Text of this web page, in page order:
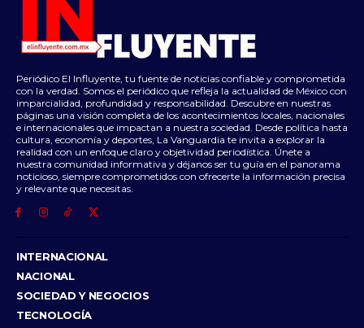
Periódico El Influyente, tu fuente de noticias confiable y comprometida
con la verdad. Somos el periódico que refleja la actualidad de México con
imparcialidad, profundidad y responsabilidad. Descubre en nuestras
páginas una visión completa de los acontecimientos locales, nacionales
e internacionales que impactan a nuestra sociedad. Desde política hasta
cultura, economía y deportes, La Vanguardia te invita a explorar la
realidad con un enfoque claro y objetividad periodística. Únete a
nuestra comunidad informativa y déjanos ser tu guía en el panorama
noticioso, siempre comprometidos con ofrecerte la información precisa
y relevante que necesitas.
INTERNACIONAL
NACIONAL
SOCIEDAD Y NEGOCIOS
TECNOLOGÍA